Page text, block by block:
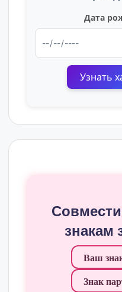
Дата
Узнать
знакам